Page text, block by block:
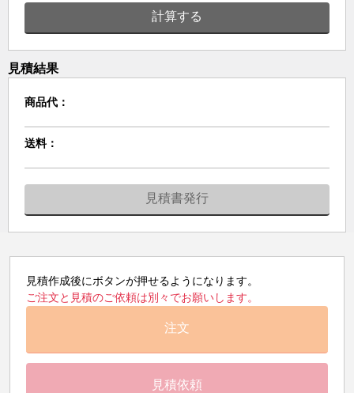
計算する
見積結果
商品代：
送料：
見積書発行
見積作成後にボタンが押せるようになります。
ご注文と見積のご依頼は別々でお願いします。
注文
見積依頼